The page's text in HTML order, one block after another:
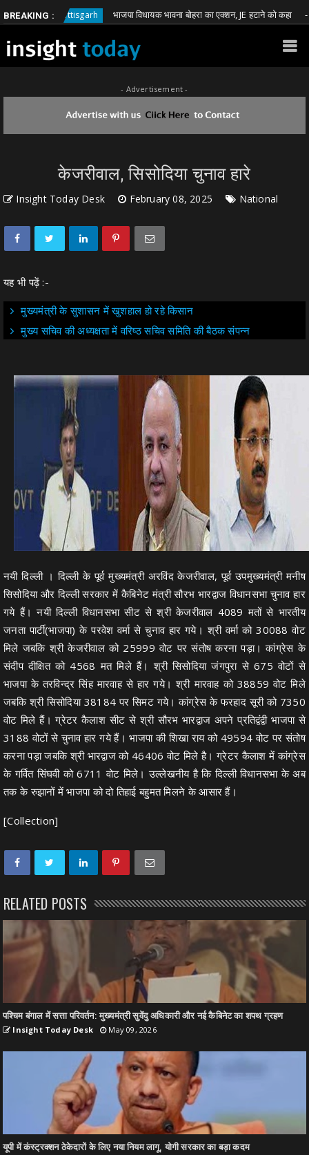
BREAKING :
Chhattisgarh भाजपा विधायक भावना बोहरा का एक्शन, JE हटाने को कहा
- Advertisement -
केजरीवाल, सिसोदिया चुनाव हारे
Insight Today Desk February 08, 2025 National
यह भी पढ़ें :-
मुख्यमंत्री के सुशासन में खुशहाल हो रहे किसान
मुख्य सचिव की अध्यक्षता में वरिष्ठ सचिव समिति की बैठक संपन्न
नयी दिल्ली । दिल्ली के पूर्व मुख्यमंत्री अरविंद केजरीवाल, पूर्व उपमुख्यमंत्री मनीष
सिसोदिया और दिल्ली सरकार में कैबिनेट मंत्री सौरभ भारद्वाज विधानसभा चुनाव हार
गये हैं। नयी दिल्ली विधानसभा सीट से श्री केजरीवाल 4089 मतों से भारतीय
जनता पार्टी(भाजपा) के परवेश वर्मा से चुनाव हार गये। श्री वर्मा को 30088 वोट
मिले जबकि श्री केजरीवाल को 25999 वोट पर संतोष करना पड़ा। कांग्रेस के
संदीप दीक्षित को 4568 मत मिले हैं। श्री सिसोदिया जंगपुरा से 675 वोटों से
भाजपा के तरविन्द्र सिंह मारवाह से हार गये। श्री मारवाह को 38859 वोट मिले
जबकि श्री सिसोदिया 38184 पर सिमट गये। कांग्रेस के फरहाद सूरी को 7350
वोट मिले हैं। ग्रेटर कैलाश सीट से श्री सौरभ भारद्वाज अपने प्रतिद्वंद्वी भाजपा से
3188 वोटों से चुनाव हार गये हैं। भाजपा की शिखा राय को 49594 वोट पर संतोष
करना पड़ा जबकि श्री भारद्वाज को 46406 वोट मिले है। ग्रेटर कैलाश में कांग्रेस
के गर्वित सिंघवी को 6711 वोट मिले। उल्लेखनीय है कि दिल्ली विधानसभा के अब
तक के रुझानों में भाजपा को दो तिहाई बहुमत मिलने के आसार हैं।
[Collection]
RELATED POSTS
पश्चिम बंगाल में सत्ता परिवर्तन: मुख्यमंत्री सुवेंदु अधिकारी और नई कैबिनेट का शपथ ग्रहण
Insight Today Desk May 09, 2026
यूपी में कंस्ट्रक्शन ठेकेदारों के लिए नया नियम लागू, योगी सरकार का बड़ा कदम